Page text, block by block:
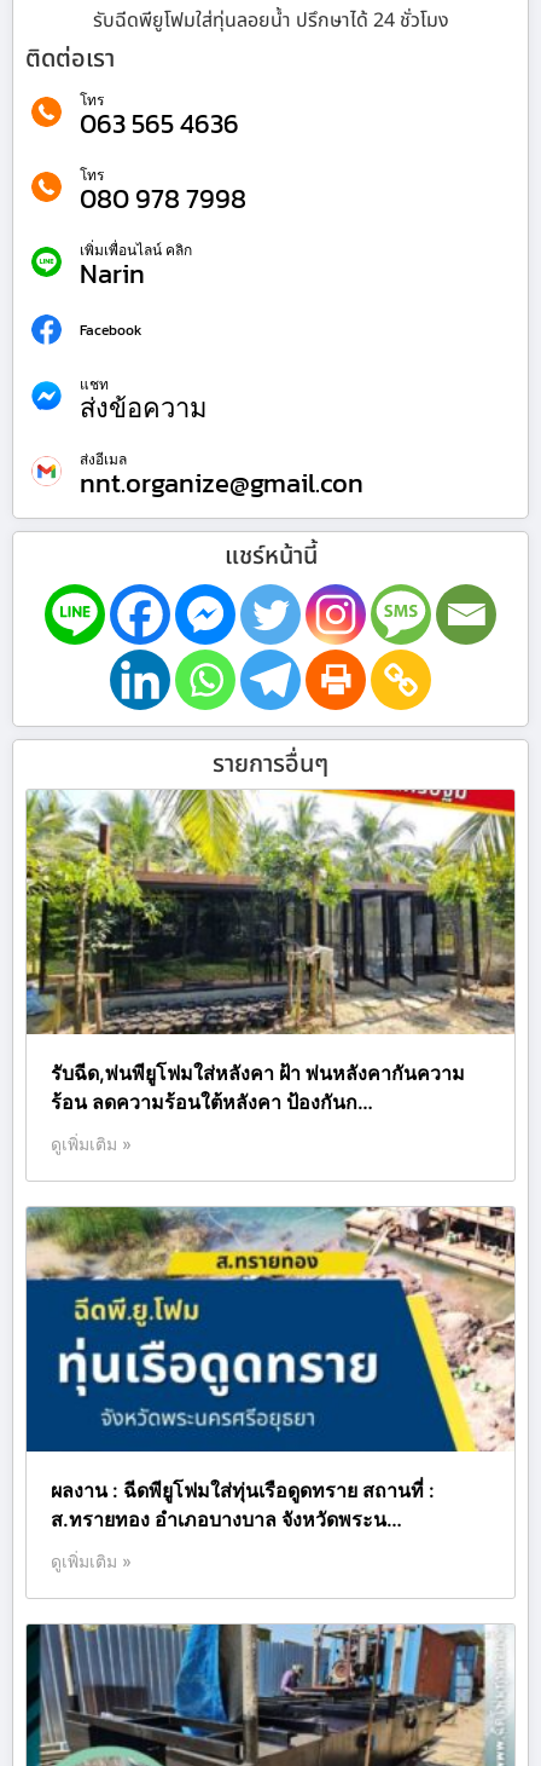
รับฉีดพียูโฟมใส่ทุ่นลอยน้ำ ปรึกษาได้ 24 ชั่วโมง
ติดต่อเรา
โทร
063 565 4636
โทร
080 978 7998
เพิ่มเพื่อนไลน์ คลิก
Narin
Facebook
แชท
ส่งข้อความ
ส่งอีเมล
nnt.organize@gmail.con
แชร์หน้านี้
รายการอื่นๆ
รับฉีด,พ่นพียูโฟมใส่หลังคา ฝ้า พ่นหลังคากันความ
ร้อน ลดความร้อนใต้หลังคา ป้องกันก…
ดูเพิ่มเติม »
ผลงาน : ฉีดพียูโฟมใส่ทุ่นเรือดูดทราย สถานที่ :
ส.ทรายทอง อำเภอบางบาล จังหวัดพระน…
ดูเพิ่มเติม »